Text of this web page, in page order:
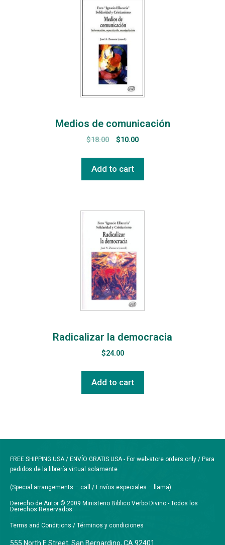
Medios de comunicación
$18.00 $10.00
Add to cart
Radicalizar la democracia
$24.00
Add to cart
FREE SHIPPING USA / ENVÍO GRATIS USA - For web-store orders only / Para
pedidos de la librería virtual solamente
(Special arrangements – call / Envíos especiales – llama)
Derecho de Autor © 2009 Ministerio Biblico Verbo Divino - Todos los
Derechos Reservados
Terms and Conditions / Términos y condiciones
555 North E Street, San Bernardino, CA 92401